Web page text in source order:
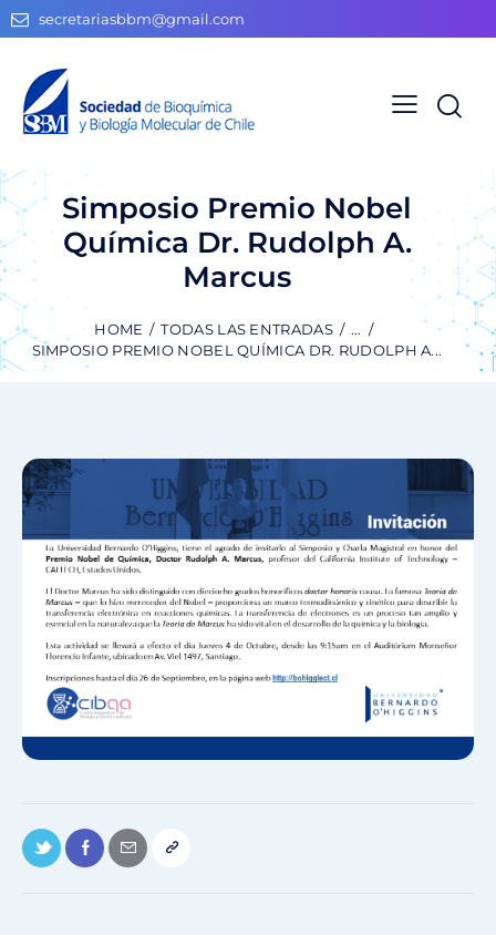
secretariasbbm@gmail.com
Simposio Premio Nobel
Química Dr. Rudolph A.
Marcus
HOME TODAS LAS ENTRADAS
...
SIMPOSIO PREMIO NOBEL QUÍMICA DR. RUDOLPH A...